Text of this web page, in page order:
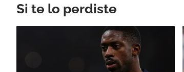
Si te lo perdiste